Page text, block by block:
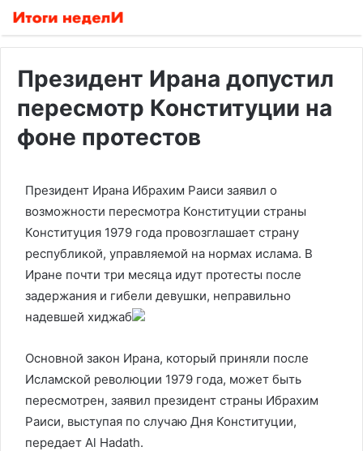
Президент Ирана допустил
пересмотр Конституции на
фоне протестов
Президент Ирана Ибрахим Раиси заявил о
возможности пересмотра Конституции страны
Конституция 1979 года провозглашает страну
республикой, управляемой на нормах ислама. В
Иране почти три месяца идут протесты после
задержания и гибели девушки, неправильно
надевшей хиджаб
Основной закон Ирана, который приняли после
Исламской революции 1979 года, может быть
пересмотрен, заявил президент страны Ибрахим
Раиси, выступая по случаю Дня Конституции,
передает Al Hadath.